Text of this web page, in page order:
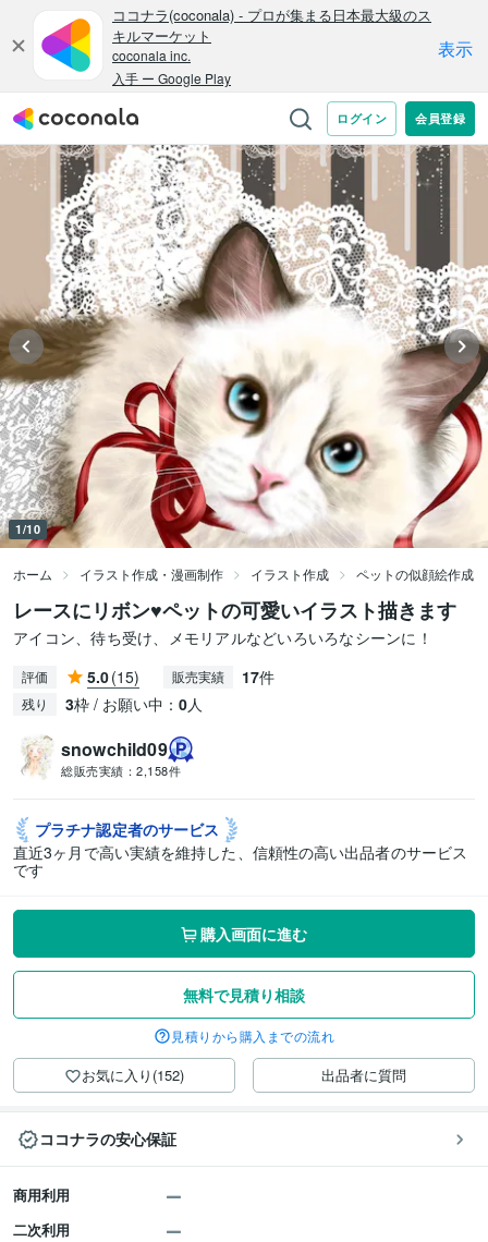
1/10
ホーム イラスト作成・漫画制作 イラスト作成 ペットの似顔絵作成
レースにリボン♥︎ペットの可愛いイラスト描きます
アイコン、待ち受け、メモリアルなどいろいろなシーンに！
評価 5.0(15) 販売実績 17件
残り 3枠 / お願い中： 0人
snowchild09
総販売実績： 2,158件
プラチナ認定者のサービス
直近3ヶ月で高い実績を維持した、信頼性の高い出品者のサービス
です
購入画面に進む
無料で見積り相談
見積りから購入までの流れ
お気に入り(152) 出品者に質問
ココナラの安心保証
商用利用
二次利用